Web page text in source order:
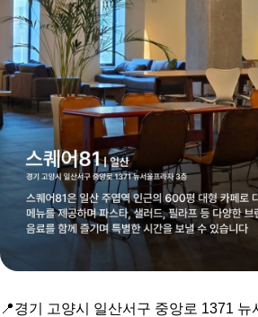
📍경기 고양시 일산서구 중앙로 1371 뉴